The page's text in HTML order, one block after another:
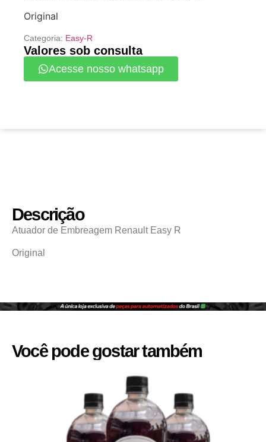
Original
Categoria: Easy-R
Valores sob consulta
Acesse nosso whatsapp
Descrição
Atuador de Embreagem Renault Easy R
Original
Você pode gostar também